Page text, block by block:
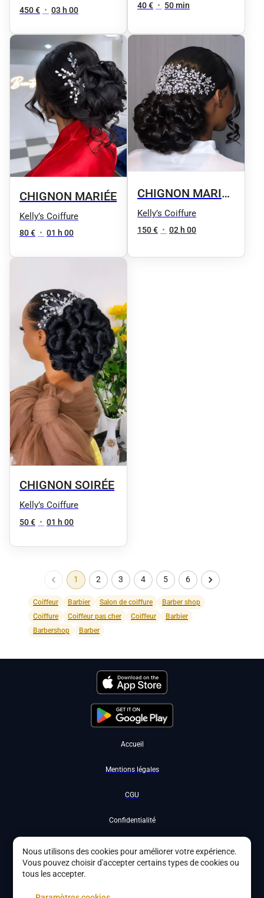
450 € • 03 h 00 40 € • 50 min
CHIGNON MARIÉE
Kelly’s Coiffure
80 € • 01 h 00
CHIGNON MARIÉE
+ ESSAI
Kelly’s Coiffure
150 € • 02 h 00
CHIGNON SOIRÉE
Kelly’s Coiffure
50 € • 01 h 00
1 2 3 4 5 6
Coiffeur Barbier Salon de coiffure
Barber shop
Coiffure
Coiffeur pas cher Coiffeur
Barbier
Barbershop
Barber
Accueil
Mentions légales
CGU
Confidentialité
Nous utilisons des cookies pour améliorer votre expérience.
Vous pouvez choisir d'accepter certains types de cookies ou
tous les accepter.